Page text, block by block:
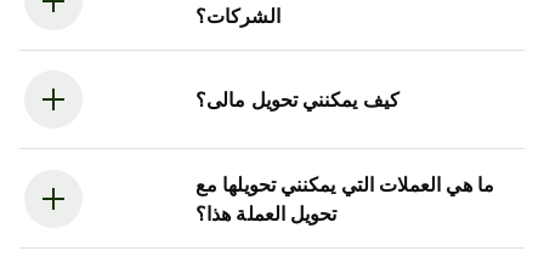
الشركات؟
كيف يمكنني تحويل مالى؟
ما هي العملات التي يمكنني تحويلها مع
تحويل العملة هذا؟